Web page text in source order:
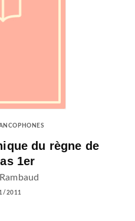
du règne de
1er
2011